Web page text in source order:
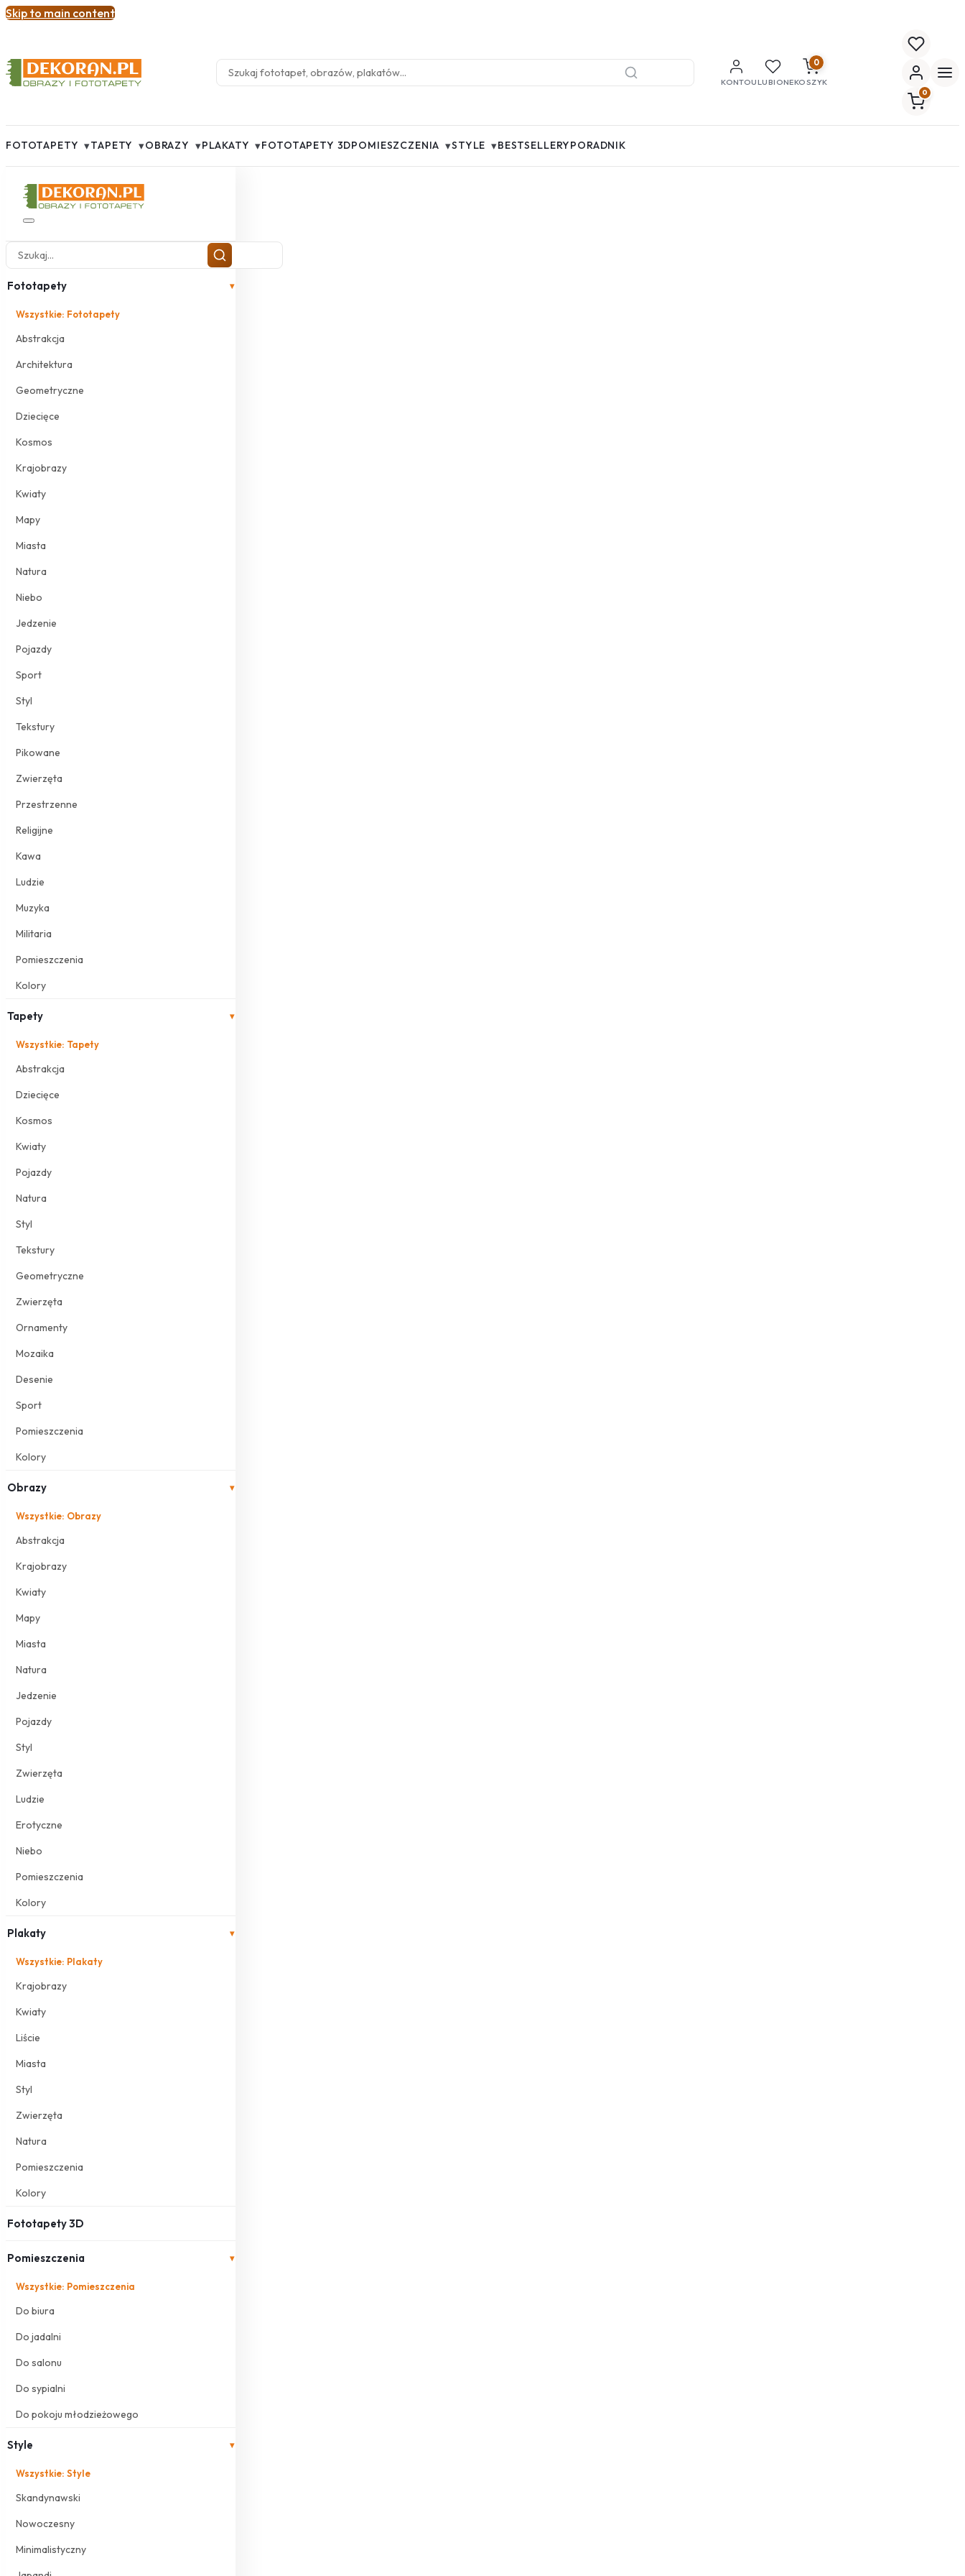
Skip to main content
KONTOULUBIONE
0
KOSZYK
0
FOTOTAPETY ▾TAPETY ▾OBRAZY ▾PLAKATY ▾FOTOTAPETY 3DPOMIESZCZENIA ▾STYLE ▾BESTSELLERYPORADNIK
Fototapety ▾
Wszystkie: Fototapety
Abstrakcja
Architektura
Geometryczne
Dziecięce
Kosmos
Krajobrazy
Kwiaty
Mapy
Miasta
Natura
Niebo
Jedzenie
Pojazdy
Sport
Styl
Tekstury
Pikowane
Zwierzęta
Przestrzenne
Religijne
Kawa
Ludzie
Muzyka
Militaria
Pomieszczenia
Kolory
Tapety ▾
Wszystkie: Tapety
Abstrakcja
Dziecięce
Kosmos
Kwiaty
Pojazdy
Natura
Styl
Tekstury
Geometryczne
Zwierzęta
Ornamenty
Mozaika
Desenie
Sport
Pomieszczenia
Kolory
Obrazy ▾
Wszystkie: Obrazy
Abstrakcja
Krajobrazy
Kwiaty
Mapy
Miasta
Natura
Jedzenie
Pojazdy
Styl
Zwierzęta
Ludzie
Erotyczne
Niebo
Pomieszczenia
Kolory
Plakaty ▾
Wszystkie: Plakaty
Krajobrazy
Kwiaty
Liście
Miasta
Styl
Zwierzęta
Natura
Pomieszczenia
Kolory
Fototapety 3D
Pomieszczenia ▾
Wszystkie: Pomieszczenia
Do biura
Do jadalni
Do salonu
Do sypialni
Do pokoju młodzieżowego
Style ▾
Wszystkie: Style
Skandynawski
Nowoczesny
Minimalistyczny